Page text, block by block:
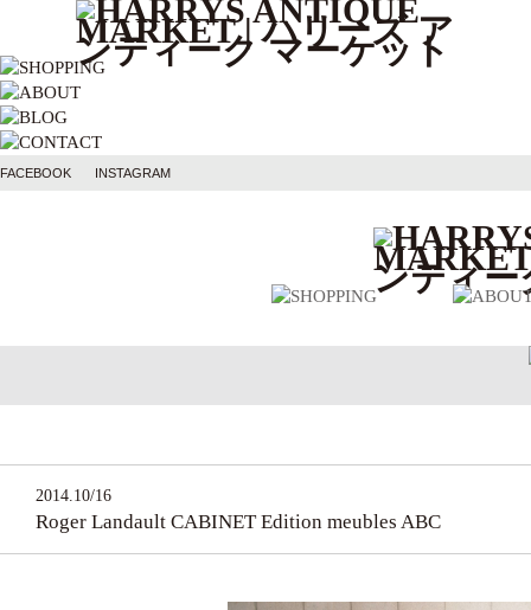
FACEBOOK INSTAGRAM
2014.10/16
Roger Landault CABINET Edition meubles ABC